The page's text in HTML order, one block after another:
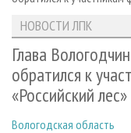
ЛЕСОЗАГОТОВКА
ЛЕСОПИЛЕНИЕ
ДЕРЕВООБРАБОТКА
СУШКА ДРЕВЕСИНЫ
НОВОСТИ ЛПК
НОВОСТИ
НОВОСТИ
ПРОЕКТЫ ЛПИ
АНАЛИТИКА
ПРЕДПРИЯТИЯ ЛПК
ЛЕСНЫЕ РЕГИОНЫ
ПЕРСОНЫ
АРХИВ
АРХИВ ЖУРНАЛОВ
СТАТЬИ
О ЖУРНАЛЕ
ПОДПИСКА
КОНТАКТЫ
РЕКЛАМОДАТЕЛЯМ
РЕКЛАМА
НОВОСТИ ЛПК
Глава
обратился к
«Российский лес»
Вологодская область